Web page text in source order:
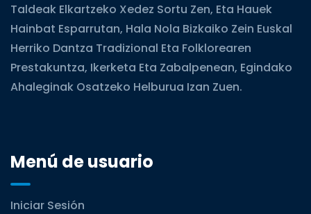
Taldeak Elkartzeko Xedez Sortu Zen, Eta Hauek
Hainbat Esparrutan, Hala Nola Bizkaiko Zein Euskal
Herriko Dantza Tradizional Eta Folklorearen
Prestakuntza, Ikerketa Eta Zabalpenean, Egindako
Ahaleginak Osatzeko Helburua Izan Zuen.
Menú de usuario
Iniciar Sesión